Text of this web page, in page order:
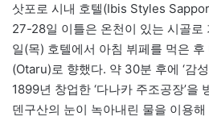
삿포로 시내 호텔(Ibis Styles
27-28일 이틀은 온천이 있는 시골로
일(목) 호텔에서 아침 뷔페를 먹은
(Otaru)로 향했다. 약 30분 후에 ‘감
1899년 창업한 ‘다나카 주조공장’을
덴구산의 눈이 녹아내린 물을 이용